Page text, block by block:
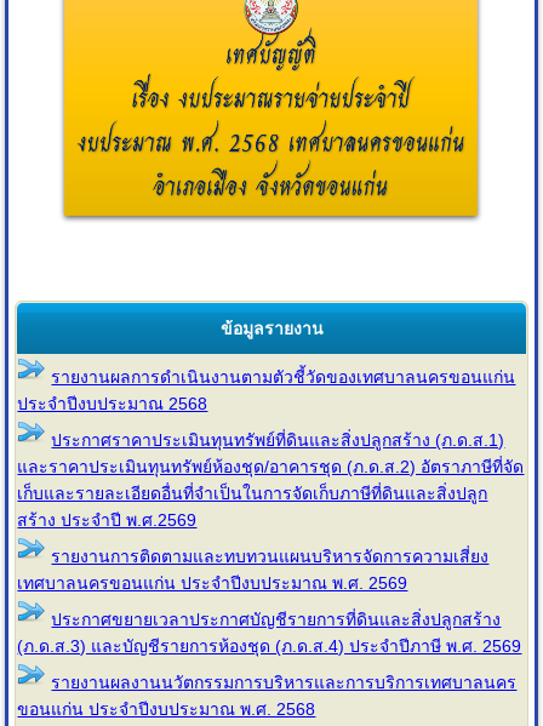
ข้อมูลรายงาน
รายงานผลการดำเนินงานตามตัวชี้วัดของเทศบาลนครขอนแก่น
ประจำปีงบประมาณ 2568
ประกาศราคาประเมินทุนทรัพย์ที่ดินและสิ่งปลูกสร้าง (ภ.ด.ส.1)
และราคาประเมินทุนทรัพย์ห้องชุด/อาคารชุด (ภ.ด.ส.2) อัตราภาษีที่จัด
เก็บและรายละเอียดอื่นที่จำเป็นในการจัดเก็บภาษีที่ดินและสิ่งปลูก
สร้าง ประจำปี พ.ศ.2569
รายงานการติดตามและทบทวนแผนบริหารจัดการความเสี่ยง
เทศบาลนครขอนแก่น ประจำปีงบประมาณ พ.ศ. 2569
ประกาศขยายเวลาประกาศบัญชีรายการที่ดินและสิ่งปลูกสร้าง
(ภ.ด.ส.3) และบัญชีรายการห้องชุด (ภ.ด.ส.4) ประจำปีภาษี พ.ศ. 2569
รายงานผลงานนวัตกรรมการบริหารและการบริการเทศบาลนคร
ขอนแก่น ประจำปีงบประมาณ พ.ศ. 2568